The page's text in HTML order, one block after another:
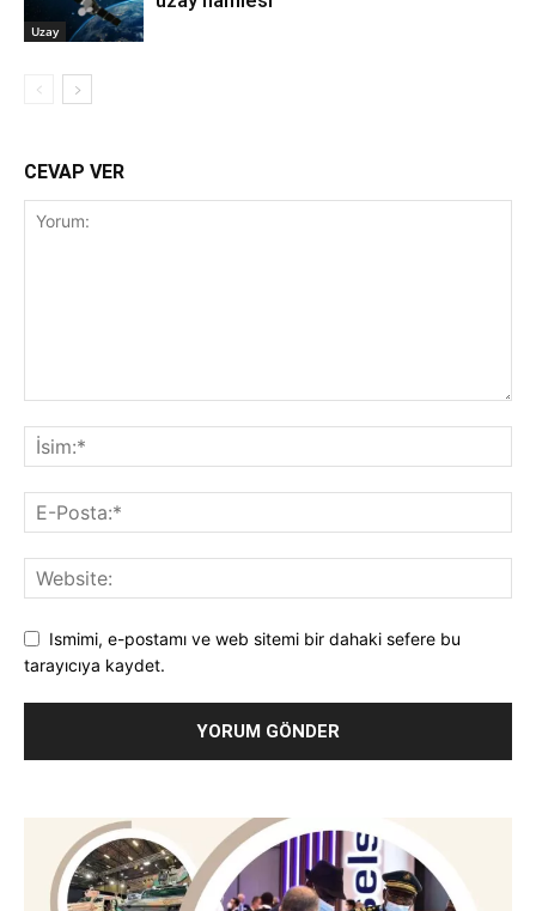
Uzay
CEVAP VER
Ismimi, e-postamı ve web sitemi bir dahaki sefere bu
tarayıcıya kaydet.